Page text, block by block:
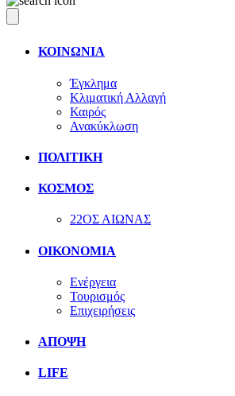
ΚΟΙΝΩΝΙΑ
Έγκλημα
Κλιματική Αλλαγή
Καιρός
Ανακύκλωση
ΠΟΛΙΤΙΚΗ
ΚΟΣΜΟΣ
22ΟΣ ΑΙΩΝΑΣ
ΟΙΚΟΝΟΜΙΑ
Ενέργεια
Τουρισμός
Επιχειρήσεις
ΑΠΟΨΗ
LIFE